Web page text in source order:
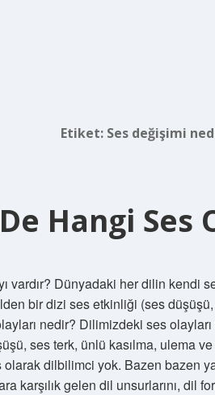
Etiket: Ses değişimi
Hangi Ses
vardır? Dünyadaki her dilin kendi
bir dizi ses etkinliği (ses
nedir? Dilimizdeki ses
ses terk, ünlü kasılma, ulema
olarak dilbilimci yok. Bazen bazen
karşılık gelen dil unsurlarını, dil